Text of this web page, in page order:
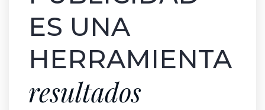
ES UNA
HERRAMIENTA
resultados